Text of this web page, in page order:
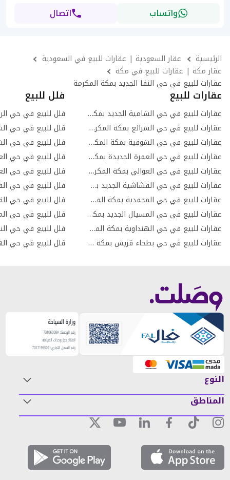
واتساب اتصال
الرئيسية
عقار السعودية | عقارات للبيع في السعودية
عقار مكة | عقارات للبيع في مكة
عقارات للبيع في حي النقا الجديد بمكة المكرمة
عقارات للبيع
عقارات للبيع في حي الشامية الجديد بمكة المكرمة
عقارات للبيع في حي الشرائع بمكة المكرمة
عقارات للبيع في حي الشوقية بمكة المكرمة
عقارات للبيع في حي العمرة الجديدة بمكة المكرمة
عقارات للبيع في حي العوالي بمكة المكرمة
عقارات للبيع في حي القشاشية الجديد بمكة المكرمة
عقارات للبيع في حي المحمدية بمكة المكرمة
عقارات للبيع في حي المسيال الجديد بمكة المكرمة
عقارات للبيع في حي الهنداوية بمكة المكرمة
عقارات للبيع في حي بطحاء قريش بمكة المكرمة
فلل للبيع
فلل للبيع في حي
فلل للبيع في حي
فلل للبيع في حي
فلل للبيع في حي
فلل للبيع في حي
النوع
المناطق